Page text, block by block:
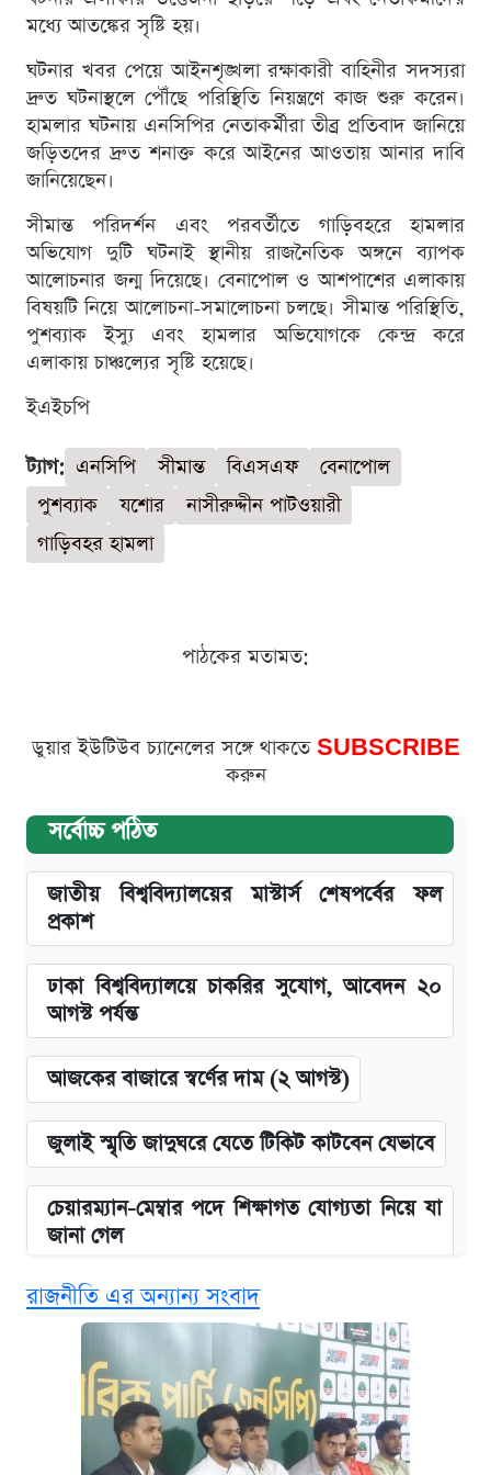
মধ্যে আতঙ্কের সৃষ্টি হয়।
ঘটনার খবর পেয়ে আইনশৃঙ্খলা রক্ষাকারী বাহিনীর সদস্যরা
দ্রুত ঘটনাস্থলে পৌঁছে পরিস্থিতি নিয়ন্ত্রণে কাজ শুরু করেন।
হামলার ঘটনায় এনসিপির নেতাকর্মীরা তীব্র প্রতিবাদ জানিয়ে
জড়িতদের দ্রুত শনাক্ত করে আইনের আওতায় আনার দাবি
জানিয়েছেন।
সীমান্ত পরিদর্শন এবং পরবর্তীতে গাড়িবহরে হামলার
অভিযোগ দুটি ঘটনাই স্থানীয় রাজনৈতিক অঙ্গনে ব্যাপক
আলোচনার জন্ম দিয়েছে। বেনাপোল ও আশপাশের এলাকায়
বিষয়টি নিয়ে আলোচনা-সমালোচনা চলছে। সীমান্ত পরিস্থিতি,
পুশব্যাক ইস্যু এবং হামলার অভিযোগকে কেন্দ্র করে
এলাকায় চাঞ্চল্যের সৃষ্টি হয়েছে।
ইএইচপি
ট্যাগ: এনসিপি সীমান্ত বিএসএফ
বেনাপোল
পুশব্যাক
যশোর
নাসীরুদ্দীন পাটওয়ারী
গাড়িবহর হামলা
পাঠকের মতামত:
ডুয়ার ইউটিউব চ্যানেলের সঙ্গে থাকতে SUBSCRIBE
করুন
সর্বোচ্চ পঠিত
জাতীয় বিশ্ববিদ্যালয়ের মাস্টার্স শেষপর্বের ফল
প্রকাশ
ঢাকা বিশ্ববিদ্যালয়ে চাকরির সুযোগ, আবেদন ২০
আগস্ট পর্যন্ত
আজকের বাজারে স্বর্ণের দাম (২ আগস্ট)
জুলাই স্মৃতি জাদুঘরে যেতে টিকিট কাটবেন যেভাবে
চেয়ারম্যান-মেম্বার পদে শিক্ষাগত যোগ্যতা নিয়ে যা
জানা গেল
ভাতা-উপবৃত্তির আবেদন শুরু, জেনে নিন পদ্ধতি
দেশের বাজারে ফের বেড়েছে সোনার দাম
‘গুলশানের চামেলি’ তে যৌনকর্মীর দালাল অ্যাডলফ
রাজনীতি এর অন্যান্য সংবাদ